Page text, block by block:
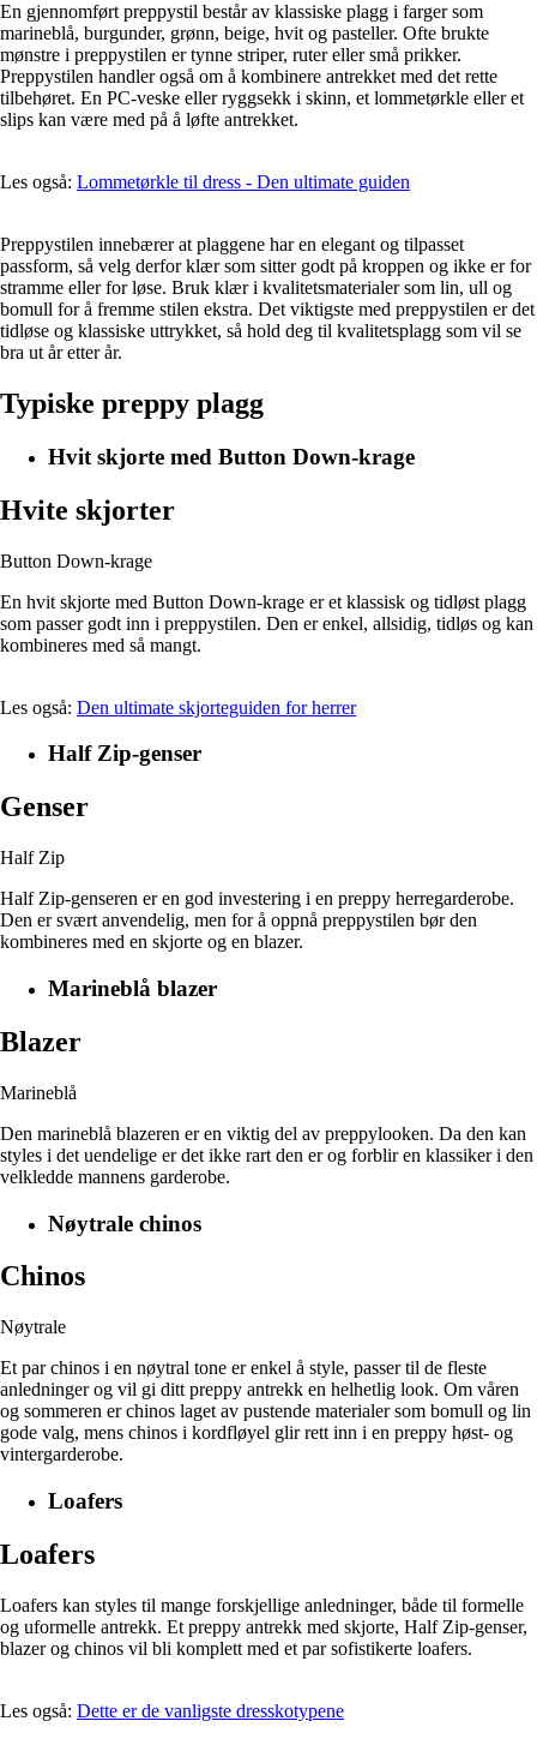
En gjennomført preppystil består av klassiske plagg i farger som
marineblå, burgunder, grønn, beige, hvit og pasteller. Ofte brukte
mønstre i preppystilen er tynne striper, ruter eller små prikker.
Preppystilen handler også om å kombinere antrekket med det rette
tilbehøret. En PC-veske eller ryggsekk i skinn, et lommetørkle eller et
slips kan være med på å løfte antrekket.
Les også: Lommetørkle til dress - Den ultimate guiden
Preppystilen innebærer at plaggene har en elegant og tilpasset
passform, så velg derfor klær som sitter godt på kroppen og ikke er for
stramme eller for løse. Bruk klær i kvalitetsmaterialer som lin, ull og
bomull for å fremme stilen ekstra. Det viktigste med preppystilen er det
tidløse og klassiske uttrykket, så hold deg til kvalitetsplagg som vil se
bra ut år etter år.
Typiske preppy plagg
Hvit skjorte med Button Down-krage
Hvite skjorter
Button Down-krage
En hvit skjorte med Button Down-krage er et klassisk og tidløst plagg
som passer godt inn i preppystilen. Den er enkel, allsidig, tidløs og kan
kombineres med så mangt.
Les også: Den ultimate skjorteguiden for herrer
Half Zip-genser
Genser
Half Zip
Half Zip-genseren er en god investering i en preppy herregarderobe.
Den er svært anvendelig, men for å oppnå preppystilen bør den
kombineres med en skjorte og en blazer.
Marineblå blazer
Blazer
Marineblå
Den marineblå blazeren er en viktig del av preppylooken. Da den kan
styles i det uendelige er det ikke rart den er og forblir en klassiker i den
velkledde mannens garderobe.
Nøytrale chinos
Chinos
Nøytrale
Et par chinos i en nøytral tone er enkel å style, passer til de fleste
anledninger og vil gi ditt preppy antrekk en helhetlig look. Om våren
og sommeren er chinos laget av pustende materialer som bomull og lin
gode valg, mens chinos i kordfløyel glir rett inn i en preppy høst- og
vintergarderobe.
Loafers
Loafers
Loafers kan styles til mange forskjellige anledninger, både til formelle
og uformelle antrekk. Et preppy antrekk med skjorte, Half Zip-genser,
blazer og chinos vil bli komplett med et par sofistikerte loafers.
Les også: Dette er de vanligste dresskotypene